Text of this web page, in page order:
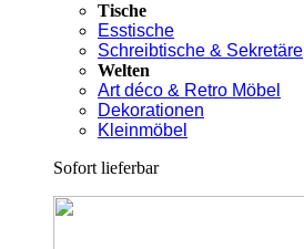
Tische
Esstische
Schreibtische & Sekretäre
Welten
Art déco & Retro Möbel
Dekorationen
Kleinmöbel
Sofort lieferbar